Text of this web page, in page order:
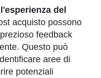
del
acquisto possono
feedback
Questo può
aree di
potenziali